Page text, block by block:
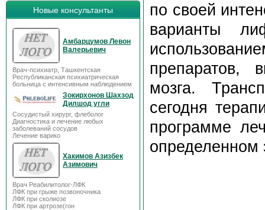
Новые консультанты
Амбарцумов Левон
Валерьевич
Врач-психиатр, Ташкентская
Республиканская психиатрическая
больница с интенсивным наблюдением
Зокирхонов Шахзод
Дилшод угли
Сосудистый хирург, флеболог
Диагностика и лечение любых
заболеваний сосудов
Лечение варико
Хакимов Азизбек
Азимович
Врач Реабилитолог-ЛФК
ЛФК при грыже позвоночника
ЛФК при сколиозе
ЛФК при артрозе(гон
по своей
варианты
препаратов,
мозга.
сегодня
программе
определенном